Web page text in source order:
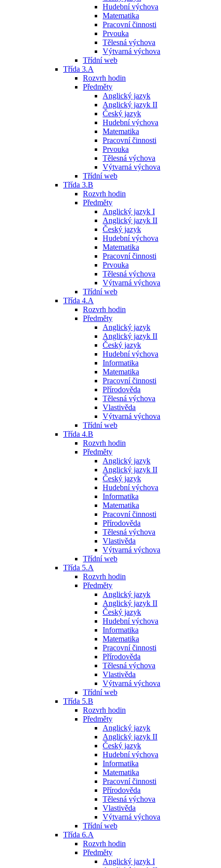
Hudební výchova
Matematika
Pracovní činnosti
Prvouka
Tělesná výchova
Výtvarná výchova
Třídní web
Třída 3.A
Rozvrh hodin
Předměty
Anglický jazyk
Anglický jazyk II
Český jazyk
Hudební výchova
Matematika
Pracovní činnosti
Prvouka
Tělesná výchova
Výtvarná výchova
Třídní web
Třída 3.B
Rozvrh hodin
Předměty
Anglický jazyk I
Anglický jazyk II
Český jazyk
Hudební výchova
Matematika
Pracovní činnosti
Prvouka
Tělesná výchova
Výtvarná výchova
Třídní web
Třída 4.A
Rozvrh hodin
Předměty
Anglický jazyk
Anglický jazyk II
Český jazyk
Hudební výchova
Informatika
Matematika
Pracovní činnosti
Přírodověda
Tělesná výchova
Vlastivěda
Výtvarná výchova
Třídní web
Třída 4.B
Rozvrh hodin
Předměty
Anglický jazyk
Anglický jazyk II
Český jazyk
Hudební výchova
Informatika
Matematika
Pracovní činnosti
Přírodověda
Tělesná výchova
Vlastivěda
Výtvarná výchova
Třídní web
Třída 5.A
Rozvrh hodin
Předměty
Anglický jazyk
Anglický jazyk II
Český jazyk
Hudební výchova
Informatika
Matematika
Pracovní činnosti
Přírodověda
Tělesná výchova
Vlastivěda
Výtvarná výchova
Třídní web
Třída 5.B
Rozvrh hodin
Předměty
Anglický jazyk
Anglický jazyk II
Český jazyk
Hudební výchova
Informatika
Matematika
Pracovní činnosti
Přírodověda
Tělesná výchova
Vlastivěda
Výtvarná výchova
Třídní web
Třída 6.A
Rozvrh hodin
Předměty
Anglický jazyk I